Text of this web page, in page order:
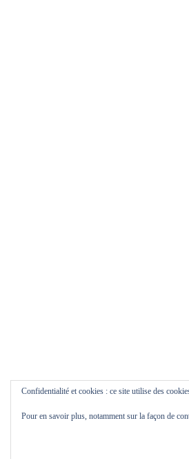
Confidentialité et cookies : ce site utilise des
Pour en savoir plus, notamment sur la façon de